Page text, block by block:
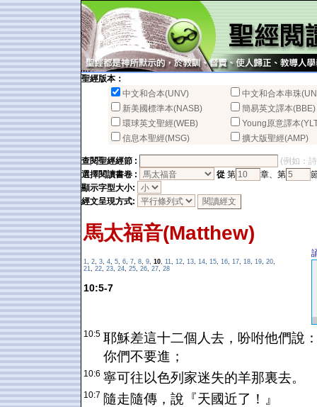
聖經版本：
中文和合本(UNV)
中文和合本串珠
新美國標準本(NASB)
簡易英文譯本(BBE)
環球英文聖經(WEB)
Young原意譯本
信息本聖經(MSG)
擴大版聖經(AMP)
查閱聖經經節 :
(例如：
選擇閱讀書卷 :
從 第 章、第
顯示字型大小:
經文呈現方式:
馬太福音(Matthew)
1, 2, 3, 4, 5, 6, 7, 8, 9, 10, 11, 12, 13, 14, 15, 16, 17, 18, 19, 20,
21, 22, 23, 24, 25, 26, 27, 28
10:5-7
10:5 耶穌差這十二個人去，吩咐他們說
你們不要進；
10:6 寧可往以色列家迷失的羊那裏去。
10:7 隨走隨傳，說『天國近了！』